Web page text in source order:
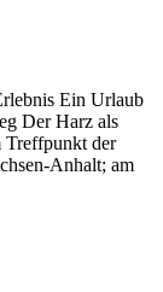
Ein Urlaub
Der Harz als
Treffpunkt der
Anhalt; am